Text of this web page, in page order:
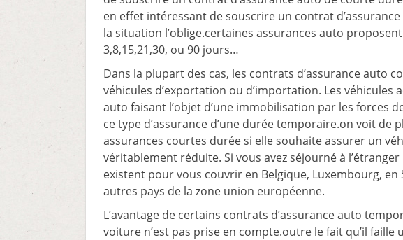
en effet intéressant de souscrire un contrat
la situation l’oblige.certaines assurances auto
3,8,15,21,30, ou 90 jours…
Dans la plupart des cas, les contrats d’assurance auto
véhicules d’exportation ou d’importation. Les véhicules
auto faisant l’objet d’une immobilisation par les forces
ce type d’assurance d’une durée temporaire.on voit de
assurances courtes durée si elle souhaite assurer un
véritablement réduite. Si vous avez séjourné à
existent pour vous couvrir en Belgique, Luxembourg, en
autres pays de la zone union européenne.
L’avantage de certains contrats d’assurance auto
voiture n’est pas prise en compte.outre le fait qu’il